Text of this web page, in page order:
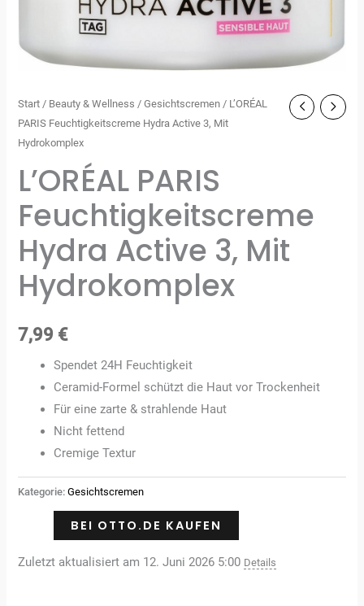
Start / Beauty & Wellness /Gesichtscremen / L’ORÉAL
PARIS Feuchtigkeitscreme Hydra Active 3, Mit
Hydrokomplex
L’ORÉAL PARIS
Feuchtigkeitscreme
Hydra Active 3, Mit
Hydrokomplex
7,99 €
Spendet 24H Feuchtigkeit
Ceramid-Formel schützt die Haut vor Trockenheit
Für eine zarte & strahlende Haut
Nicht fettend
Cremige Textur
Kategorie:Gesichtscremen
BEI OTTO.DE KAUFEN
Zuletzt aktualisiert am 12. Juni 2026 5:00 Details